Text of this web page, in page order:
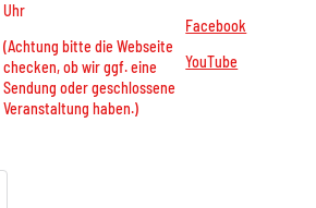
Uhr
(Achtung bitte die Webseite
checken, ob wir ggf. eine
Sendung oder geschlossene
Veranstaltung haben.)
Facebook
YouTube